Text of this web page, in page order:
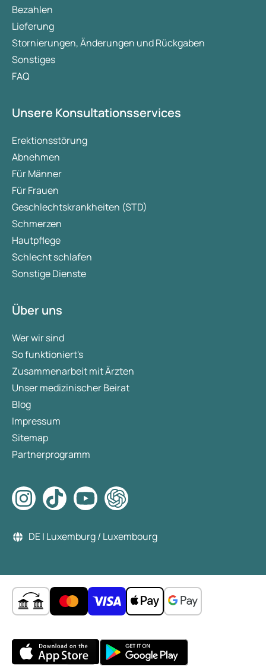
Bezahlen
Lieferung
Stornierungen, Änderungen und Rückgaben
Sonstiges
FAQ
Unsere Konsultationsservices
Erektionsstörung
Abnehmen
Für Männer
Für Frauen
Geschlechtskrankheiten (STD)
Schmerzen
Hautpflege
Schlecht schlafen
Sonstige Dienste
Über uns
Wer wir sind
So funktioniert's
Zusammenarbeit mit Ärzten
Unser medizinischer Beirat
Blog
Impressum
Sitemap
Partnerprogramm
DE | Luxemburg / Luxembourg